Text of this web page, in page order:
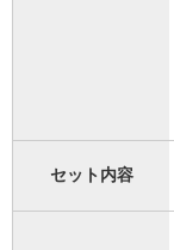
セット内容